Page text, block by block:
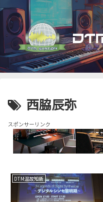
西脇辰弥
スポンサーリンク
DTM温故知新